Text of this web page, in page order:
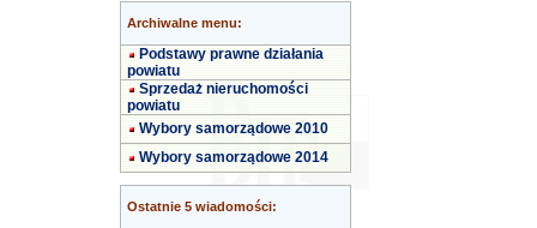
Archiwalne menu:
Podstawy prawne działania
powiatu
Sprzedaż nieruchomości
powiatu
Wybory samorządowe 2010
Wybory samorządowe 2014
Ostatnie 5 wiadomości: